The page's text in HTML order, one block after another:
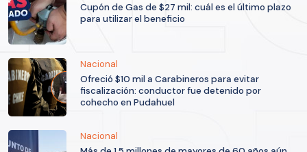
Cupón de Gas de $27 mil: cuál es el último plazo
para utilizar el beneficio
Nacional
Ofreció $10 mil a Carabineros para evitar
fiscalización: conductor fue detenido por
cohecho en Pudahuel
Nacional